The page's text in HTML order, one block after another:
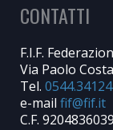
CONTATTI
F.I.F.
Via Paolo
Tel. 0544.34124
e-mail
C.F.